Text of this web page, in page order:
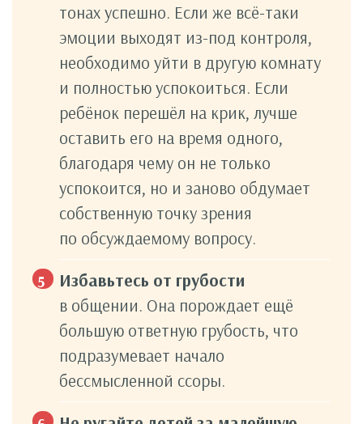
тонах успешно. Если же всё-таки
эмоции выходят из-под контроля,
необходимо уйти в другую комнату
и полностью успокоиться. Если
ребёнок перешёл на крик, лучше
оставить его на время одного,
благодаря чему он не только
успокоится, но и заново обдумает
собственную точку зрения
по обсуждаемому вопросу.
Избавьтесь от грубости
в общении. Она порождает ещё
большую ответную грубость, что
подразумевает начало
бессмысленной ссоры.